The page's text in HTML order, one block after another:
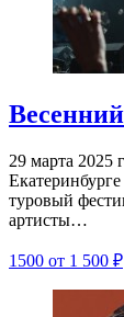
29 марта 2025
туровый
артисты…
1500 от 1 500 ₽